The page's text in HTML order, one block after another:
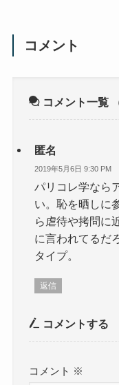
コメント
コメント一覧
匿名
2019年5月6日 9:30 PM
パリコレ学なら
い。恥を晒しに
ら虐待や拷問に
に言われてるだ
タイプ。
返信
コメントする
コメント ※